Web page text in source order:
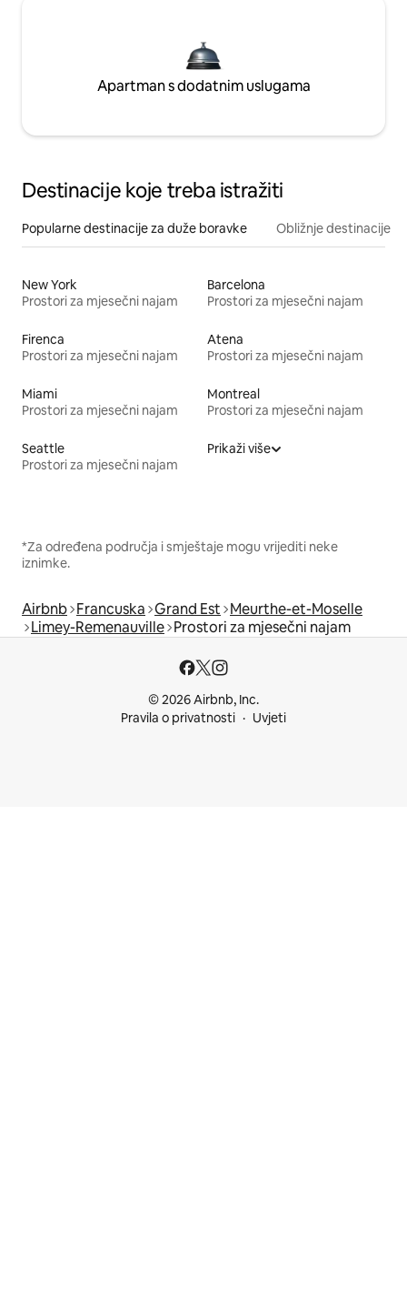
Apartman s dodatnim uslugama
Destinacije koje treba istražiti
Popularne destinacije za duže boravke Obližnje destinacije
New York
Prostori za mjesečni najam
Barcelona
Prostori za mjesečni najam
Firenca
Prostori za mjesečni najam
Atena
Prostori za mjesečni najam
Miami
Prostori za mjesečni najam
Montreal
Prostori za mjesečni najam
Seattle
Prostori za mjesečni najam
Prikaži više
*Za određena područja i smještaje mogu vrijediti neke
iznimke.
Airbnb Francuska Grand Est Meurthe-et-Moselle
Limey-Remenauville Prostori za mjesečni najam
© 2026 Airbnb, Inc.
Pravila o privatnosti
Uvjeti